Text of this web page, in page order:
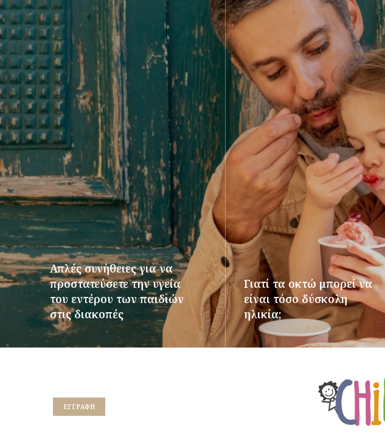
Απλές συνήθειες για να
προστατεύσετε την υγεία
του εντέρου των παιδιών
στις διακοπές
ΠΕΡΙΣΣΌΤΕΡΑ
Γιατί τα οκτώ μπορεί να
είναι τόσο δύσκολη
ηλικία;
ΠΕΡΙΣΣΌΤΕΡΑ
EΓΓΡΑΦΉ